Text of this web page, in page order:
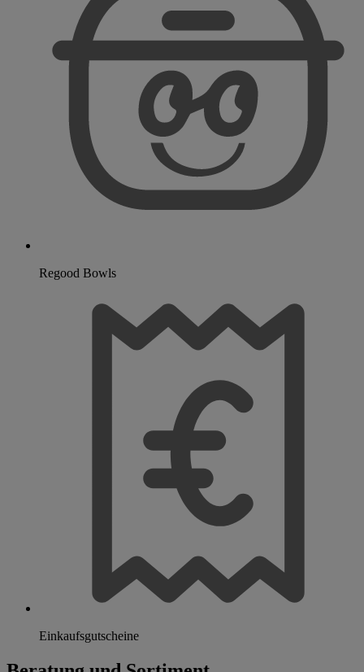
Regood Bowls
Einkaufsgutscheine